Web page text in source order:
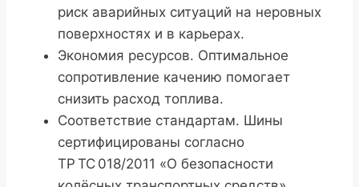
риск аварийных ситуаций на неровных
поверхностях и в карьерах.
Экономия ресурсов. Оптимальное
сопротивление качению помогает
снизить расход топлива.
Соответствие стандартам. Шины
сертифицированы согласно
ТР ТС 018/2011 «О безопасности